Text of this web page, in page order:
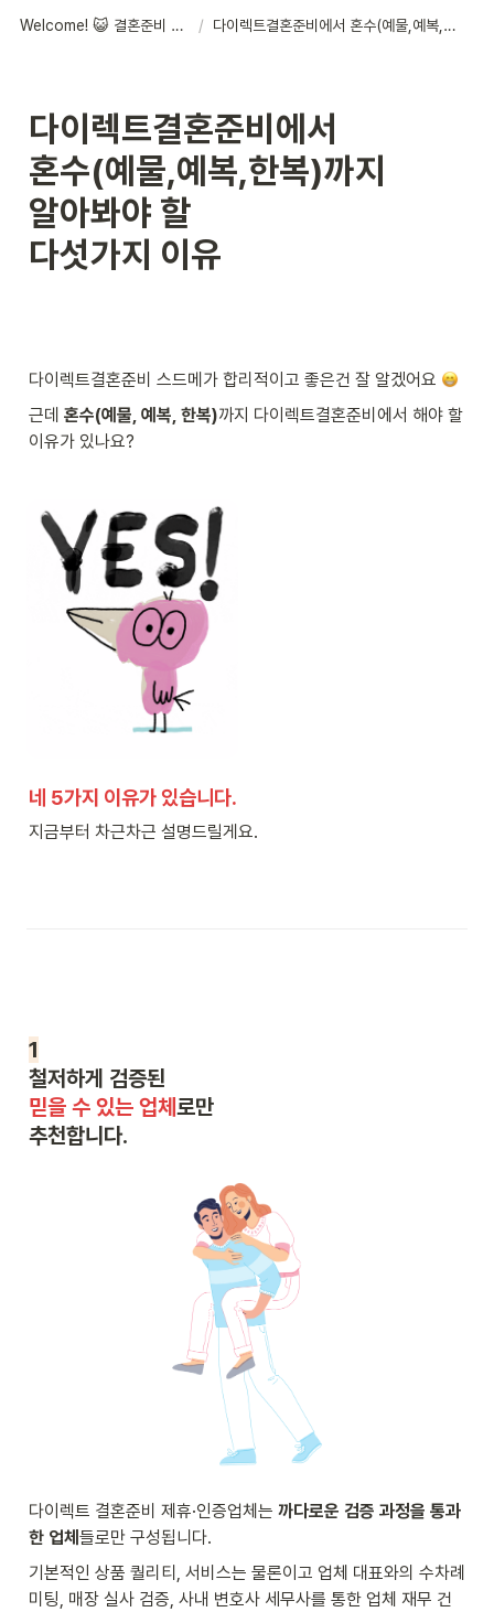
Welcome! 😺 결혼준비 체크리스트 / 다이렉트결혼준비에서 혼수(예물,예복,한복)까지 알아봐야 할 다섯가지 이유
다이렉트결혼준비에서
혼수(예물,예복,한복)까지
알아봐야 할
다섯가지 이유
다이렉트결혼준비 스드메가 합리적이고 좋은건 잘 알겠어요
근데 혼수(예물, 예복, 한복)까지 다이렉트결혼준비에서 해야 할
이유가 있나요?
네 5가지 이유가 있습니다.
지금부터 차근차근 설명드릴게요.
1
믿을 수 있는 업체 로만
추천합니다.
다이렉트 결혼준비 제휴·인증업체는 까다로운 검증 과정을 통과
한 업체 들로만 구성됩니다.
기본적인 상품 퀄리티, 서비스는 물론이고 업체 대표와의 수차례
미팅, 매장 실사 검증, 사내 변호사 세무사를 통한 업체 재무 건